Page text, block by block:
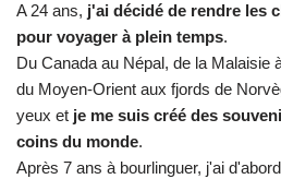
A 24 ans, j'ai décidé de rendre les
pour voyager à plein temps.
Du Canada au Népal, de la Malaisie
du Moyen-Orient aux fjords de
yeux et je me suis créé des
coins du monde.
Après 7 ans à bourlinguer, j'ai d'abord